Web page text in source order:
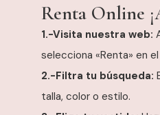
Renta Online
1.-Visita nuestra web:
selecciona «Renta» en
2.-Filtra tu búsqueda:
talla, color o estilo.